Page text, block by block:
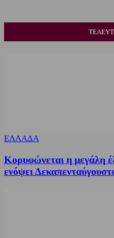
ΕΛΛΑΔΑ
Κορυφώνεται η μεγάλη
ενόψει